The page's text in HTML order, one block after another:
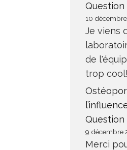
Question
10
Je viens
de
trop
Question
9 décembre
Merci